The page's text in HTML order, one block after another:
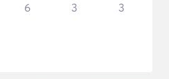
6 3 3